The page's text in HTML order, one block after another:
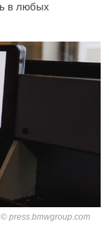
в любых
press.bmwgroup.com